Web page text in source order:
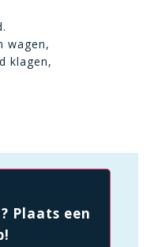
wagen,
klagen,
Plaats een